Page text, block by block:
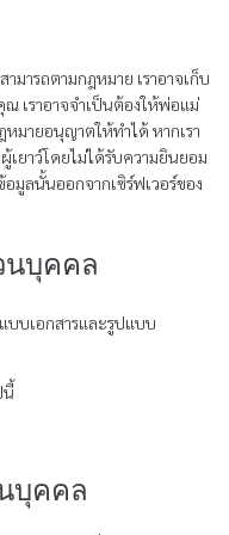
ารถตามกฎหมาย เราอาจเก็บ
เราอาจจำเป็นต้องให้พ่อแม่
มายอนุญาตให้ทำได้ หากเรา
เยาว์โดยไม่ได้รับความยินยอม
มูลนั้นออกจากเซิร์ฟเวอร์ของ
นบุคคล
บบเอกสารและรูปแบบ
นี้
บุคคล